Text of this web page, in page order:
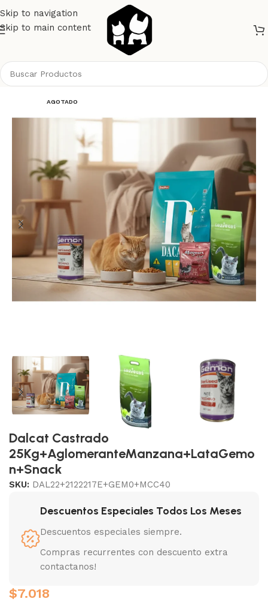
Skip to navigation
Skip to main content
AGOTADO
Dalcat Castrado
25Kg+AglomeranteManzana+LataGemo
n+Snack
SKU: DAL22+2122217E+GEM0+MCC40
Descuentos Especiales Todos Los Meses
Descuentos especiales siempre.
Compras recurrentes con descuento extra
contactanos!
$7.018